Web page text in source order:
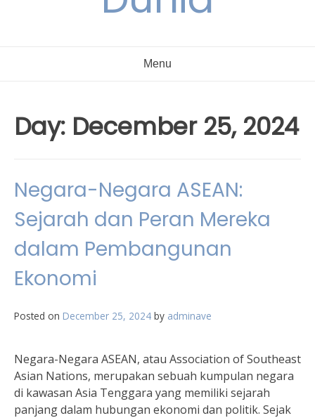
Menu
Day: December 25, 2024
Negara-Negara ASEAN:
Sejarah dan Peran Mereka
dalam Pembangunan
Ekonomi
Posted on December 25, 2024 by adminave
Negara-Negara ASEAN, atau Association of Southeast
Asian Nations, merupakan sebuah kumpulan negara
di kawasan Asia Tenggara yang memiliki sejarah
panjang dalam hubungan ekonomi dan politik. Sejak